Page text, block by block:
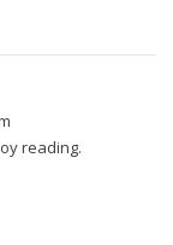
reading.